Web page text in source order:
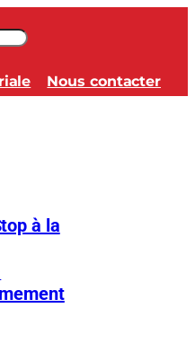
Nous contacter
à la